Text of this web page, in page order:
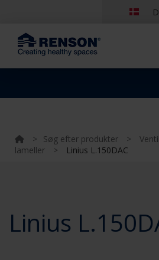
> Søg efter produkter >
lameller
> Linius L.150DAC
Linius